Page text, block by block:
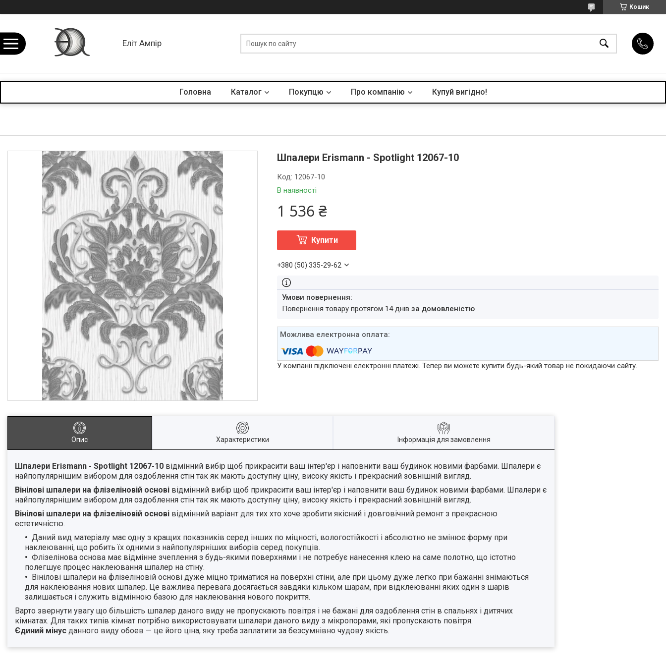
Кошик
Еліт Ампір
Головна Каталог Покупцю Про компанію Купуй вигідно!
Шпалери Erismann - Spotlight 12067-10
В наявності
Код: 12067-10
1 536 ₴
Купити
+380 (50) 335-29-62
повернення товару протягом 14 днівза домовленістю
У компанії підключені електронні платежі. Тепер ви можете купити будь-який товар не покидаючи сайту.
Опис Характеристики Інформація для замовлення
Шпалери Erismann - Spotlight 12067-10 відмінний вибір щоб прикрасити ваш інтер'єр і наповнити ваш будинок новими фарбами. Шпалери є
найпопулярнішим вибором для оздоблення стін так як мають доступну ціну, високу якість і прекрасний зовнішній вигляд.
Вінілові шпалери на флізеліновій основі відмінний вибір щоб прикрасити ваш інтер'єр і наповнити ваш будинок новими фарбами. Шпалери є
найпопулярнішим вибором для оздоблення стін так як мають доступну ціну, високу якість і прекрасний зовнішній вигляд.
Вінілові шпалери на флізеліновій основі відмінний варіант для тих хто хоче зробити якісний і довговічний ремонт з прекрасною
естетичністю.
Даний вид матеріалу має одну з кращих показників серед інших по міцності, вологостійкості і абсолютно не змінює форму при
наклеюванні, що робить їх одними з найпопулярніших виборів серед покупців.
Флізелінова основа має відмінне зчеплення з будь-якими поверхнями і не потребує нанесення клею на саме полотно, що істотно
полегшує процес наклеювання шпалер на стіну.
Вінілові шпалери на флізеліновій основі дуже міцно триматися на поверхні стіни, але при цьому дуже легко при бажанні знімаються
для наклеювання нових шпалер. Це важлива перевага досягається завдяки кільком шарам, при відклеюванні яких один з шарів
залишається і служить відмінною базою для наклеювання нового покриття.
Варто звернути увагу що більшість шпалер даного виду не пропускають повітря і не бажані для оздоблення стін в спальнях і дитячих
кімнатах. Для таких типів кімнат потрібно використовувати шпалери даного виду з мікропорами, які пропускають повітря.
Єдиний мінус данного виду обоев — це його ціна, яку треба заплатити за безсумнівно чудову якість.